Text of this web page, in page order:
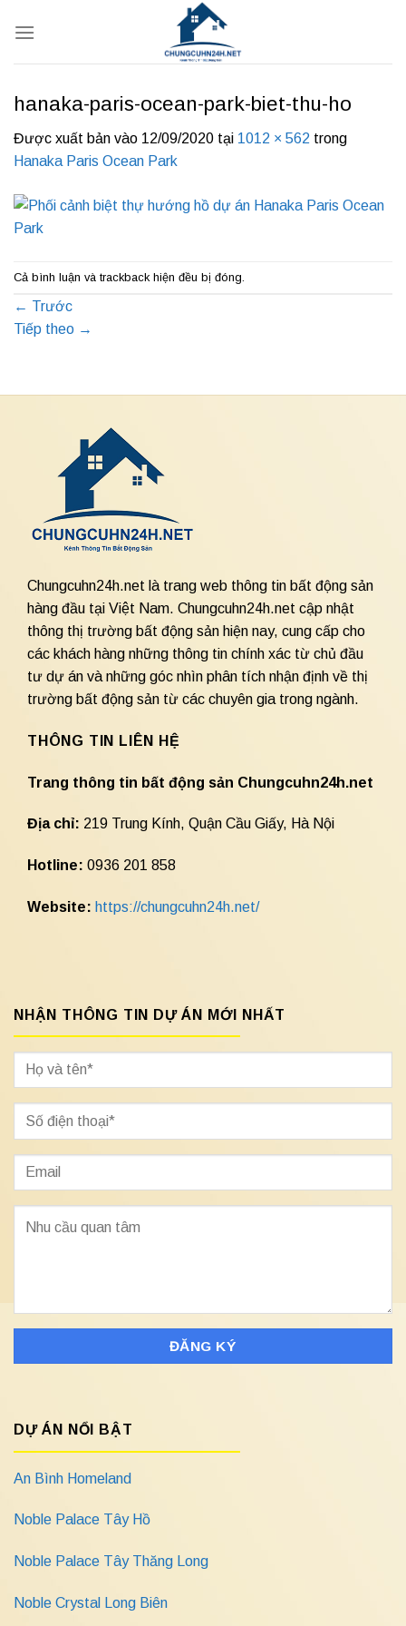
qua
hanaka-paris-ocean-park-biet-thu-ho
Được xuất bản vào 12/09/2020 tại 1012 × 562 trong
Hanaka Paris Ocean Park
Cả bình luận và trackback hiện đều bị đóng.
← Trước
Tiếp theo →
Chungcuhn24h.net là trang web thông tin bất động sản
hàng đầu tại Việt Nam. Chungcuhn24h.net cập nhật
thông thị trường bất động sản hiện nay, cung cấp cho
các khách hàng những thông tin chính xác từ chủ đầu
tư dự án và những góc nhìn phân tích nhận định về thị
trường bất động sản từ các chuyên gia trong ngành.
THÔNG TIN LIÊN HỆ
Trang thông tin bất động sản Chungcuhn24h.net
Địa chỉ: 219 Trung Kính, Quận Cầu Giấy, Hà Nội
Hotline: 0936 201 858
Website: https://chungcuhn24h.net/
NHẬN THÔNG TIN DỰ ÁN MỚI NHẤT
DỰ ÁN NỔI BẬT
An Bình Homeland
Noble Palace Tây Hồ
Noble Palace Tây Thăng Long
Noble Crystal Long Biên